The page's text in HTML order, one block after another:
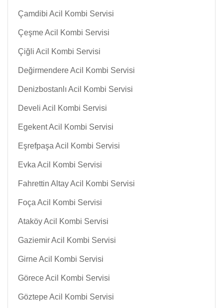
Çamdibi Acil Kombi Servisi
Çeşme Acil Kombi Servisi
Çiğli Acil Kombi Servisi
Değirmendere Acil Kombi Servisi
Denizbostanlı Acil Kombi Servisi
Develi Acil Kombi Servisi
Egekent Acil Kombi Servisi
Eşrefpaşa Acil Kombi Servisi
Evka Acil Kombi Servisi
Fahrettin Altay Acil Kombi Servisi
Foça Acil Kombi Servisi
Ataköy Acil Kombi Servisi
Gaziemir Acil Kombi Servisi
Girne Acil Kombi Servisi
Görece Acil Kombi Servisi
Göztepe Acil Kombi Servisi